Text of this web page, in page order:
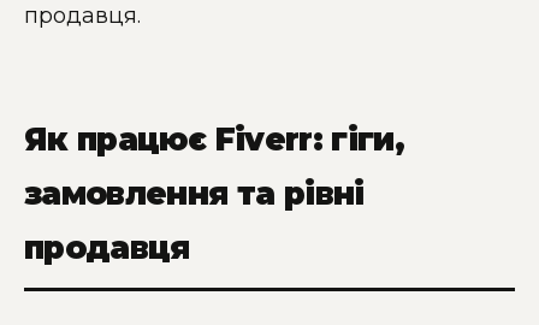
продавця.
Як працює Fiverr: гіги,
замовлення та рівні
продавця